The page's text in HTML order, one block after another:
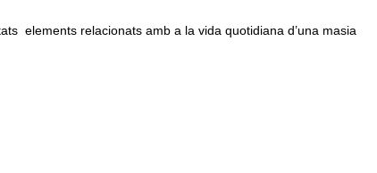
elements relacionats amb a la vida quotidiana d’una masia